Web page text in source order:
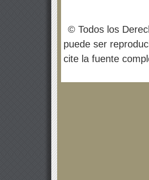
© Todos los
puede ser
cite la fuente